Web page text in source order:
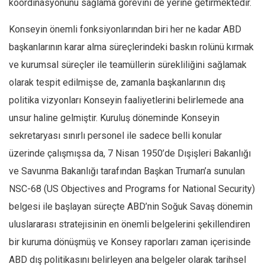
koordinasyonunu sağlama görevini de yerine getirmektedir.
Konseyin önemli fonksiyonlarından biri her ne kadar ABD
başkanlarının karar alma süreçlerindeki baskın rolünü kırmak
ve kurumsal süreçler ile teamüllerin sürekliliğini sağlamak
olarak tespit edilmişse de, zamanla başkanlarının dış
politika vizyonları Konseyin faaliyetlerini belirlemede ana
unsur haline gelmiştir. Kuruluş döneminde Konseyin
sekretaryası sınırlı personel ile sadece belli konular
üzerinde çalışmışsa da, 7 Nisan 1950’de Dışişleri Bakanlığı
ve Savunma Bakanlığı tarafından Başkan Truman’a sunulan
NSC-68 (US Objectives and Programs for National Security)
belgesi ile başlayan süreçte ABD’nin Soğuk Savaş dönemin
uluslararası stratejisinin en önemli belgelerini şekillendiren
bir kuruma dönüşmüş ve Konsey raporları zaman içerisinde
ABD dış politikasını belirleyen ana belgeler olarak tarihsel